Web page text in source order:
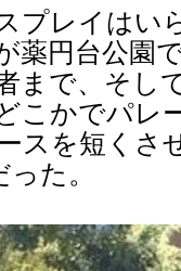
プレイはい
薬円台公園
まで、そし
こかでパレ
スを短くさ
た。